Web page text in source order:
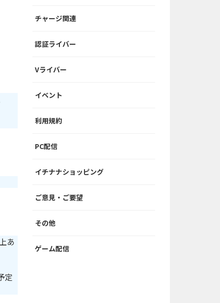
あ
定
チャージ関連
認証ライバー
Vライバー
イベント
利用規約
PC配信
イチナナショッピング
ご意見・ご要望
その他
ゲーム配信